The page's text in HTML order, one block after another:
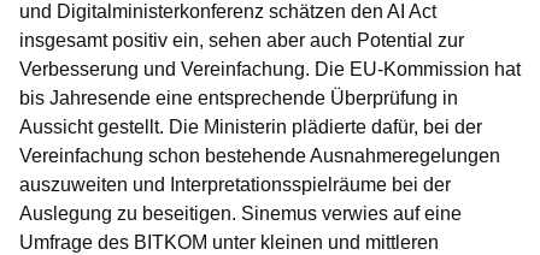
und Digitalministerkonferenz schätzen den AI Act
insgesamt positiv ein, sehen aber auch Potential zur
Verbesserung und Vereinfachung. Die EU-Kommission hat
bis Jahresende eine entsprechende Überprüfung in
Aussicht gestellt. Die Ministerin plädierte dafür, bei der
Vereinfachung schon bestehende Ausnahmeregelungen
auszuweiten und Interpretationsspielräume bei der
Auslegung zu beseitigen. Sinemus verwies auf eine
Umfrage des BITKOM unter kleinen und mittleren